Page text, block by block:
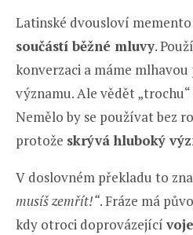
Latinské dvousloví
součástí běžné mluvy.
konverzaci a máme
významu. Ale vědět
Nemělo by se používat bez
protože skrývá hluboký
V doslovném překladu to
musíš zemřít!“. Fráze má
kdy otroci doprovázející